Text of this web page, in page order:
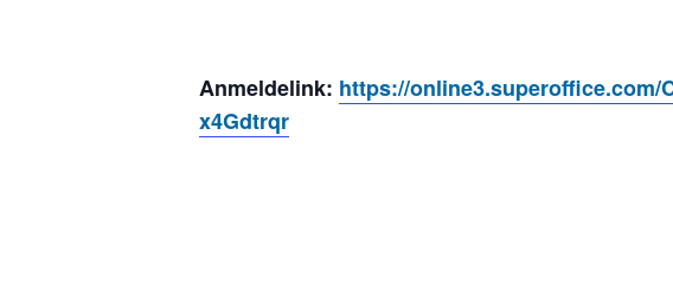
Anmeldelink: https://online3.superoffice.com/
x4Gdtrqr